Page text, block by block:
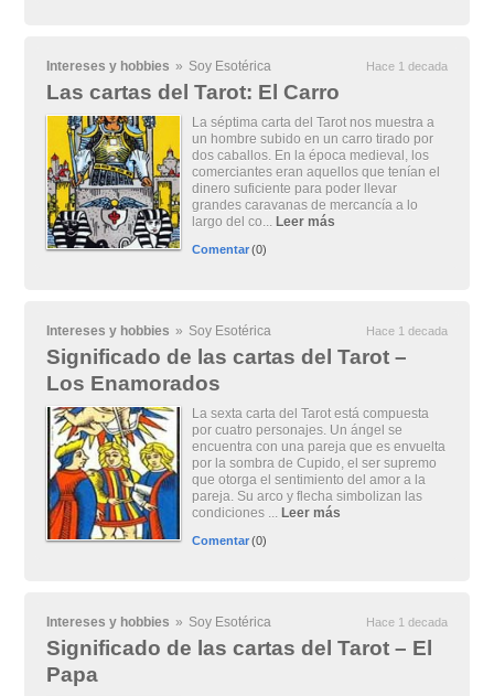
Intereses y hobbies » Soy Esotérica Hace 1 decada
Las cartas del Tarot: El Carro
La séptima carta del Tarot nos muestra a
un hombre subido en un carro tirado por
dos caballos. En la época medieval, los
comerciantes eran aquellos que tenían el
dinero suficiente para poder llevar
grandes caravanas de mercancía a lo
largo del co... Leer más
Comentar(0)
Intereses y hobbies » Soy Esotérica Hace 1 decada
Significado de las cartas del Tarot –
Los Enamorados
La sexta carta del Tarot está compuesta
por cuatro personajes. Un ángel se
encuentra con una pareja que es envuelta
por la sombra de Cupido, el ser supremo
que otorga el sentimiento del amor a la
pareja. Su arco y flecha simbolizan las
condiciones ... Leer más
Comentar(0)
Intereses y hobbies » Soy Esotérica Hace 1 decada
Significado de las cartas del Tarot – El
Papa